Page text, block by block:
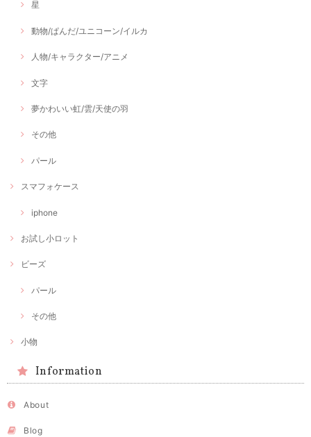
星
動物/ぱんだ/ユニコーン/イルカ
人物/キャラクター/アニメ
文字
夢かわいい虹/雲/天使の羽
その他
パール
スマフォケース
iphone
お試し小ロット
ビーズ
パール
その他
小物
Information
About
Blog